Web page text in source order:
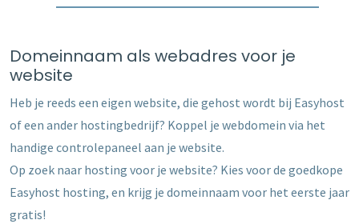
Domeinnaam als webadres voor je
website
Heb je reeds een eigen website, die gehost wordt bij Easyhost
of een ander hostingbedrijf? Koppel je webdomein via het
handige controlepaneel aan je website.
Op zoek naar hosting voor je website? Kies voor de goedkope
Easyhost hosting, en krijg je domeinnaam voor het eerste jaar
gratis!